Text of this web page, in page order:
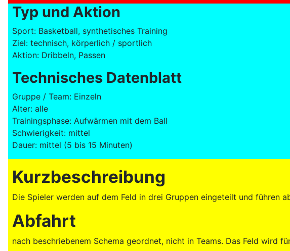
Typ und Aktion
Sport: Basketball, synthetisches Training
Ziel: technisch, körperlich / sportlich
Aktion: Dribbeln, Passen
Technisches Datenblatt
Gruppe / Team: Einzeln
Alter: alle
Trainingsphase: Aufwärmen mit dem Ball
Schwierigkeit: mittel
Dauer: mittel (5 bis 15 Minuten)
Kurzbeschreibung
Die Spieler werden auf dem Feld in drei Gruppen eingeteilt und führen
Abfahrt
nach beschriebenem Schema geordnet, nicht in Teams. Das Feld wird